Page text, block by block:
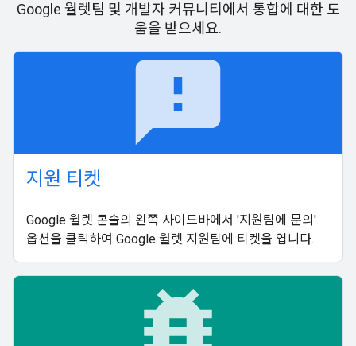
Google 월렛팀 및 개발자 커뮤니티에서 통합에 대한 도
움을 받으세요.
feedback
지원 티켓
Google 월렛 콘솔의 왼쪽 사이드바에서 '지원팀에 문의'
옵션을 클릭하여 Google 월렛 지원팀에 티켓을 엽니다.